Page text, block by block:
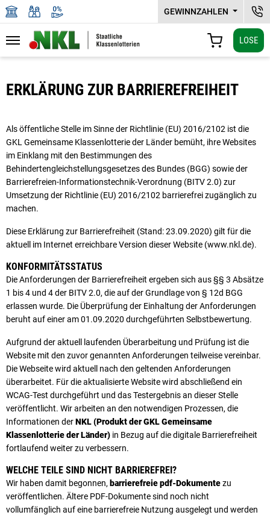
GEWINNZAHLEN
Navigation
LOSE
ERKLÄRUNG ZUR BARRIEREFREIHEIT
Als öffentliche Stelle im Sinne der Richtlinie (EU) 2016/2102 ist die
GKL Gemeinsame Klassenlotterie der Länder bemüht, ihre Websites
im Einklang mit den Bestimmungen des
Behindertengleichstellungsgesetzes des Bundes (BGG) sowie der
Barrierefreien-Informationstechnik-Verordnung (BITV 2.0) zur
Umsetzung der Richtlinie (EU) 2016/2102 barrierefrei zugänglich zu
machen.
Diese Erklärung zur Barrierefreiheit (Stand: 23.09.2020) gilt für die
aktuell im Internet erreichbare Version dieser Website (www.nkl.de).
KONFORMITÄTSSTATUS
Die Anforderungen der Barrierefreiheit ergeben sich aus §§ 3 Absätze
1 bis 4 und 4 der BITV 2.0, die auf der Grundlage von § 12d BGG
erlassen wurde. Die Überprüfung der Einhaltung der Anforderungen
beruht auf einer am 01.09.2020 durchgeführten Selbstbewertung.
Aufgrund der aktuell laufenden Überarbeitung und Prüfung ist die
Website mit den zuvor genannten Anforderungen teilweise vereinbar.
Die Webseite wird aktuell nach den geltenden Anforderungen
überarbeitet. Für die aktualisierte Website wird abschließend ein
WCAG-Test durchgeführt und das Testergebnis an dieser Stelle
veröffentlicht. Wir arbeiten an den notwendigen Prozessen, die
Informationen derNKL (Produkt der GKL Gemeinsame
Klassenlotterie der Länder) in Bezug auf die digitale Barrierefreiheit
fortlaufend weiter zu verbessern.
WELCHE TEILE SIND NICHT BARRIEREFREI?
Wir haben damit begonnen, barrierefreie pdf-Dokumentezu
veröffentlichen. Ältere PDF-Dokumente sind noch nicht
vollumfänglich auf eine barrierefreie Nutzung ausgelegt und werden